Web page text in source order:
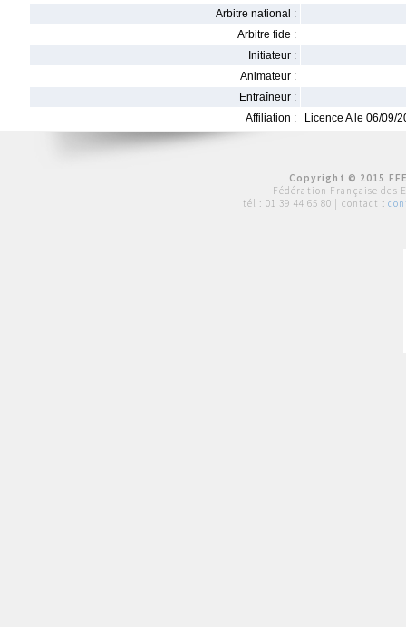
Arbitre national :
Arbitre fide :
Initiateur :
Animateur :
Entraîneur :
Affiliation :
Licence A le 06/09/
Copyright © 2015
Fédération Française des
tél : 01 39 44 65 80 | contact :